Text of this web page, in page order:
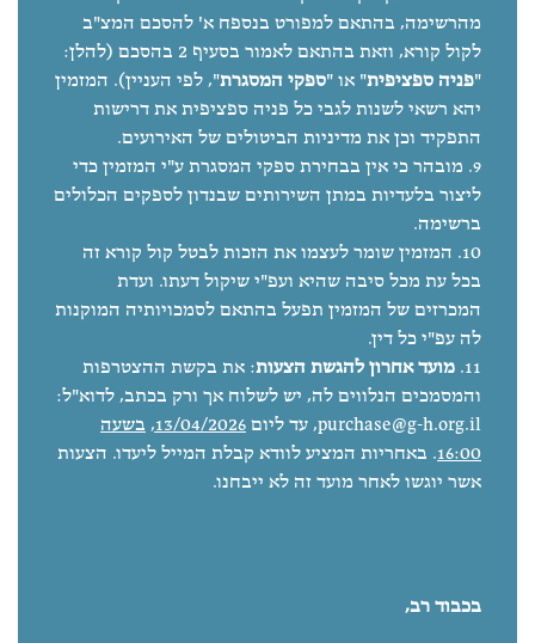
מהרשימה, בהתאם למפורט בנספח א' להסכם המצ"ב
לקול קורא, וזאת בהתאם לאמור בסעיף 2 בהסכם (להלן:
"פניה ספציפית" או "ספקי המסגרת", לפי העניין). המזמין
יהא רשאי לשנות לגבי כל פניה ספציפית את דרישות
התפקיד וכן את מדיניות הביטולים של האירועים.
מובהר כי אין בבחירת ספקי המסגרת ע"י המזמין כדי
ליצור בלעדיות במתן השירותים שבנדון לספקים הכלולים
ברשימה.
המזמין שומר לעצמו את הזכות לבטל קול קורא זה
בכל עת מכל סיבה שהיא ועפ"י שיקול דעתו. ועדת
המכרזים של המזמין תפעל בהתאם לסמכויותיה המוקנות
לה עפ"י כל דין.
מועד אחרון להגשת הצעות: את בקשת ההצטרפות
והמסמכים הנלווים לה, יש לשלוח אך ורק בכתב, לדוא"ל:
purchase@g-h.org.il, עד ליום 13/04/2026, בשעה
16:00. באחריות המציע לוודא קבלת המייל ליעדו. הצעות
אשר יוגשו לאחר מועד זה לא ייבחנו.
בכבוד רב,